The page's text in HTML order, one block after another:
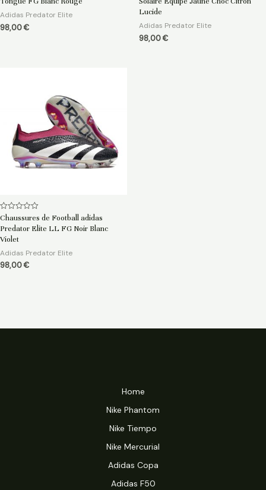
sur
Adidas Predator Elite
98,00€
sur
5Lucide
Adidas Predator Elite
98,00€
Note
sur
5
Chaussures de Football adidas
Predator Elite LL FG Noir Blanc
Violet
Adidas Predator Elite
98,00€
Home
Nike Phantom
Nike Tiempo
Nike Mercurial
Adidas Copa
Adidas F50